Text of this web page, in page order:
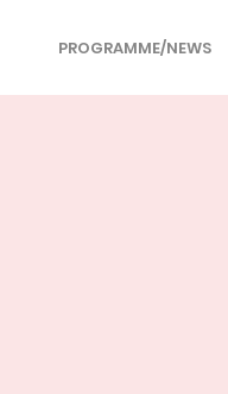
PROGRAMME/NEWS